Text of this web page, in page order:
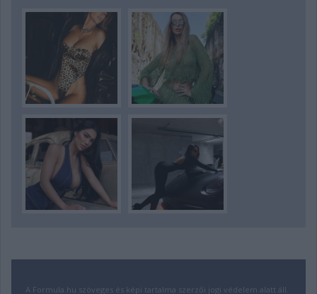
A Formula.hu szöveges és képi tartalma szerzői jogi védelem alatt áll.